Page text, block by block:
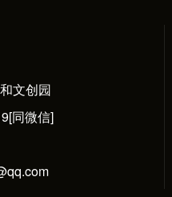
文创园
同微信]